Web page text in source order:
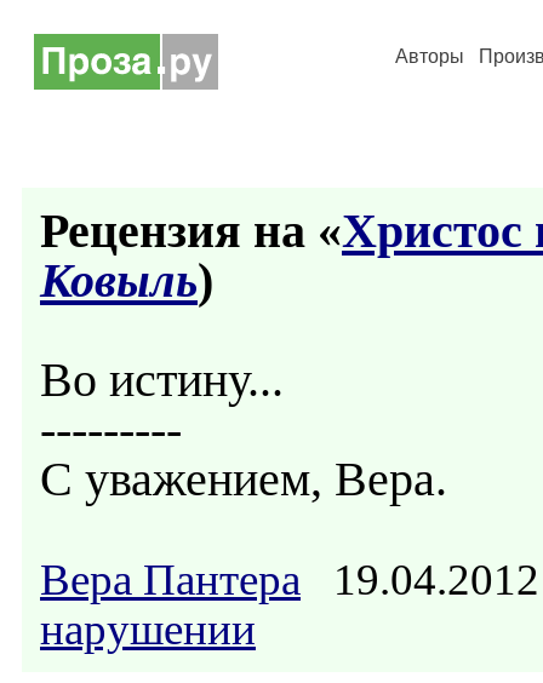
Авторы
Рецензия на «Христос
Ковыль)
Во истину...
---------
С уважением, Вера.
Вера Пантера
нарушении